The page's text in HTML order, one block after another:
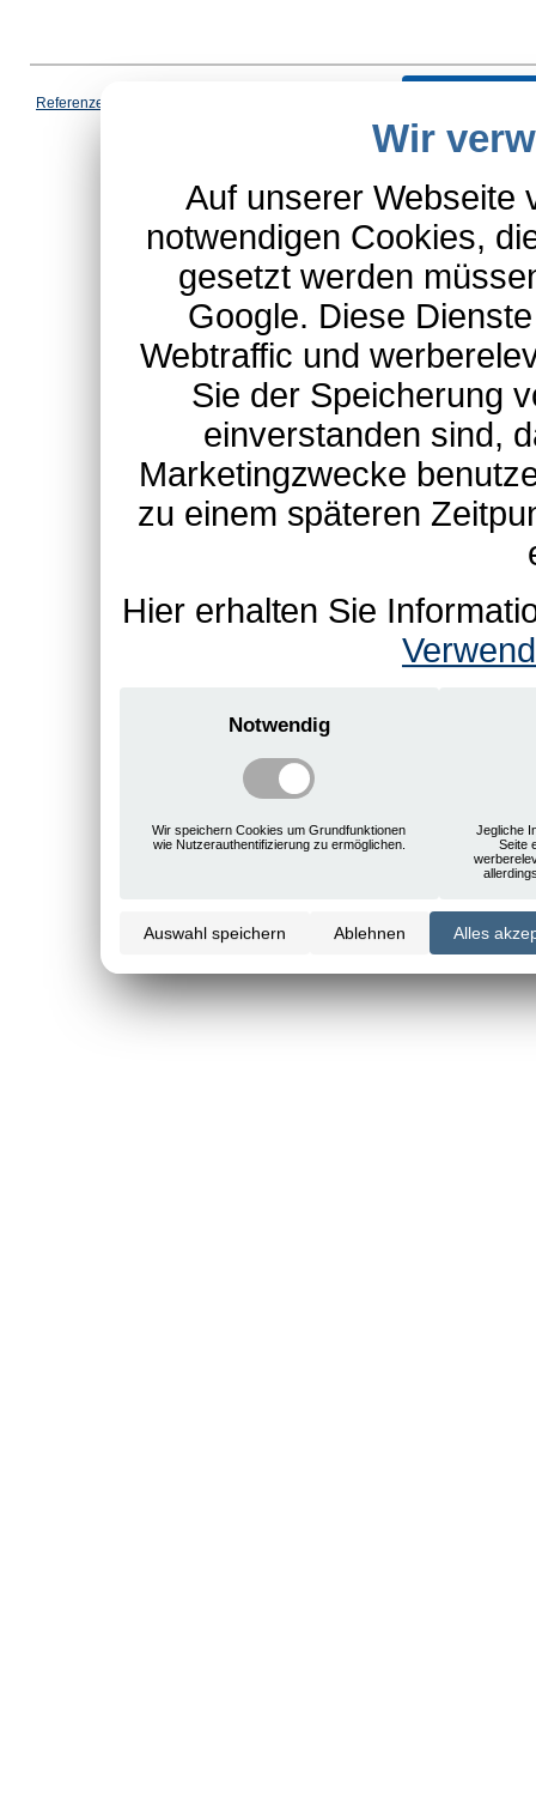
Referenzen
*Schulte-Hauptkatalog,
Wir
Auf unserer Webseite
notwendigen Cookies,
gesetzt werden
Google. Diese
Webtraffic und
Sie der Speicherung
einverstanden sind,
Marketingzwecke
zu einem späteren
Hier erhalten Sie
Notwendig
Wir speichern Cookies um Grundfunktionen
wie Nutzerauthentifizierung zu ermöglichen.
Jegliche
Seite
Auswahl speichern Ablehnen Alles